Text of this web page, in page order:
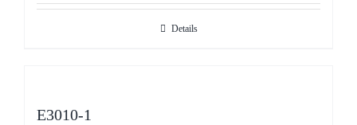
Details
E3010-1